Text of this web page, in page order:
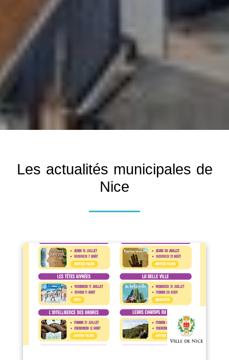
Les actualités municipales de
Nice